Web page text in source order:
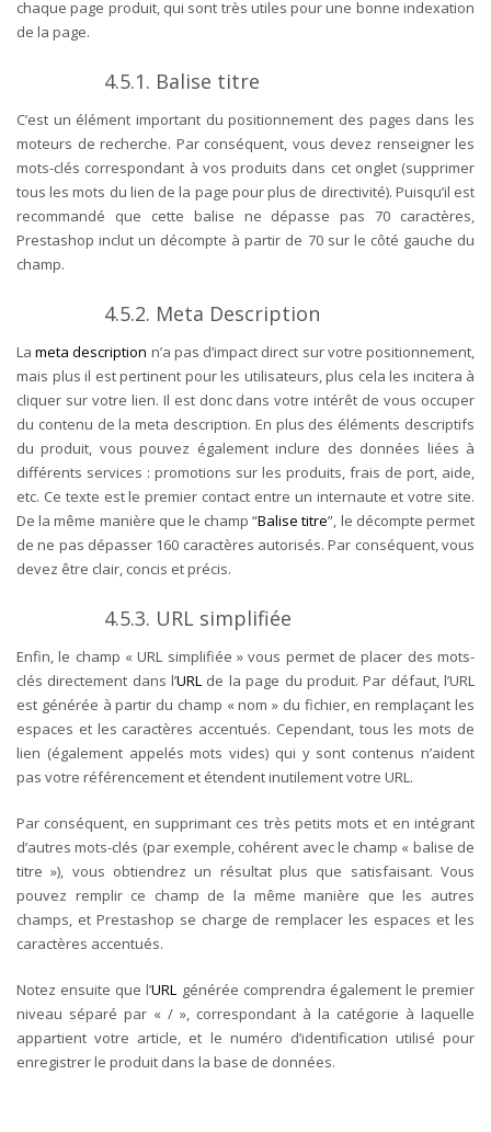
chaque page produit, qui sont très utiles pour une bonne indexation
de la page.
4.5.1. Balise titre
C’est un élément important du positionnement des pages dans les
moteurs de recherche. Par conséquent, vous devez renseigner les
mots-clés correspondant à vos produits dans cet onglet (supprimer
tous les mots du lien de la page pour plus de directivité). Puisqu’il est
recommandé que cette balise ne dépasse pas 70 caractères,
Prestashop inclut un décompte à partir de 70 sur le côté gauche du
champ.
4.5.2. Meta Description
Lameta description n’a pas d’impact direct sur votre positionnement,
mais plus il est pertinent pour les utilisateurs, plus cela les incitera à
cliquer sur votre lien. Il est donc dans votre intérêt de vous occuper
du contenu de la meta description. En plus des éléments descriptifs
du produit, vous pouvez également inclure des données liées à
différents services : promotions sur les produits, frais de port, aide,
etc. Ce texte est le premier contact entre un internaute et votre site.
De la même manière que le champ “Balise titre”, le décompte permet
de ne pas dépasser 160 caractères autorisés. Par conséquent, vous
devez être clair, concis et précis.
4.5.3. URL simplifiée
Enfin, le champ « URL simplifiée » vous permet de placer des mots-
clés directement dans l’URL de la page du produit. Par défaut, l’URL
est générée à partir du champ « nom » du fichier, en remplaçant les
espaces et les caractères accentués. Cependant, tous les mots de
lien (également appelés mots vides) qui y sont contenus n’aident
pas votre référencement et étendent inutilement votre URL.
Par conséquent, en supprimant ces très petits mots et en intégrant
d’autres mots-clés (par exemple, cohérent avec le champ « balise de
titre »), vous obtiendrez un résultat plus que satisfaisant. Vous
pouvez remplir ce champ de la même manière que les autres
champs, et Prestashop se charge de remplacer les espaces et les
caractères accentués.
Notez ensuite que l’URL générée comprendra également le premier
niveau séparé par « / », correspondant à la catégorie à laquelle
appartient votre article, et le numéro d’identification utilisé pour
enregistrer le produit dans la base de données.